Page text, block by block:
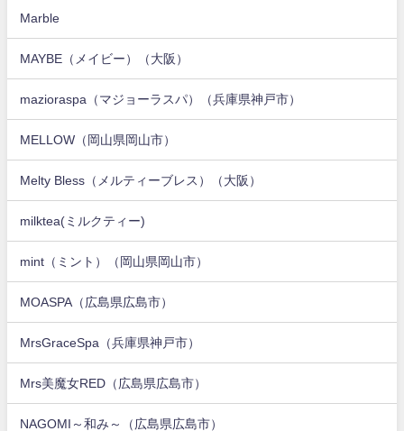
Marble
MAYBE（メイビー）（大阪）
mazioraspa（マジョーラスパ）（兵庫県神戸市）
MELLOW（岡山県岡山市）
Melty Bless（メルティーブレス）（大阪）
milktea(ミルクティー)
mint（ミント）（岡山県岡山市）
MOASPA（広島県広島市）
MrsGraceSpa（兵庫県神戸市）
Mrs美魔女RED（広島県広島市）
NAGOMI～和み～（広島県広島市）